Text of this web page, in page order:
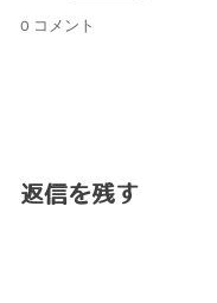
0 コメント
返信を残す